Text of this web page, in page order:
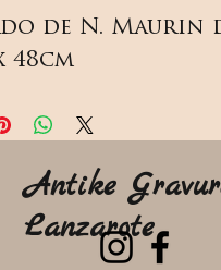
de N. Maurin
48cm
Antike
Lanzarote